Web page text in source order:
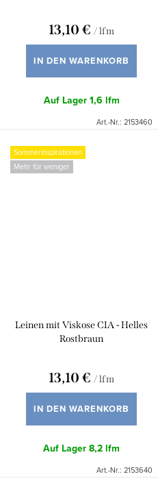
13,10 € / lfm
IN DEN WARENKORB
Auf Lager1,6 lfm
Art.-Nr.: 2153460
Sommerinspirationen
Mehr für weniger
Leinen mit Viskose CIA - Helles
Rostbraun
13,10 € / lfm
IN DEN WARENKORB
Auf Lager8,2 lfm
Art.-Nr.: 2153640